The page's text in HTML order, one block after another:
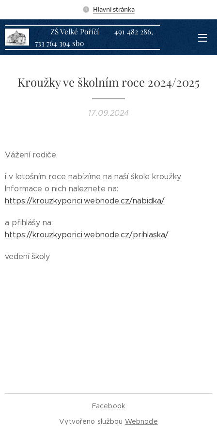
Hlavní stránka
ZŠ Velké Poříčí 491 482 286,
733 764 394 sbo
Kroužky ve školním roce 2024/2025
17.09.2024
Vážení rodiče,
i v letošním roce nabízíme na naší škole kroužky.
Informace o nich naleznete na:
https://krouzkyporici.webnode.cz/nabidka/
a přihlášy na:
https://krouzkyporici.webnode.cz/prihlaska/
vedení školy
Facebook
Vytvořeno službou Webnode